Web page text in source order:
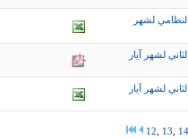
لشهر
لشهر آيار
لشهر آيار
12 13 14